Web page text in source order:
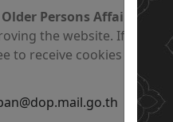
Persons Affairs
the website. If you
to receive cookies on the